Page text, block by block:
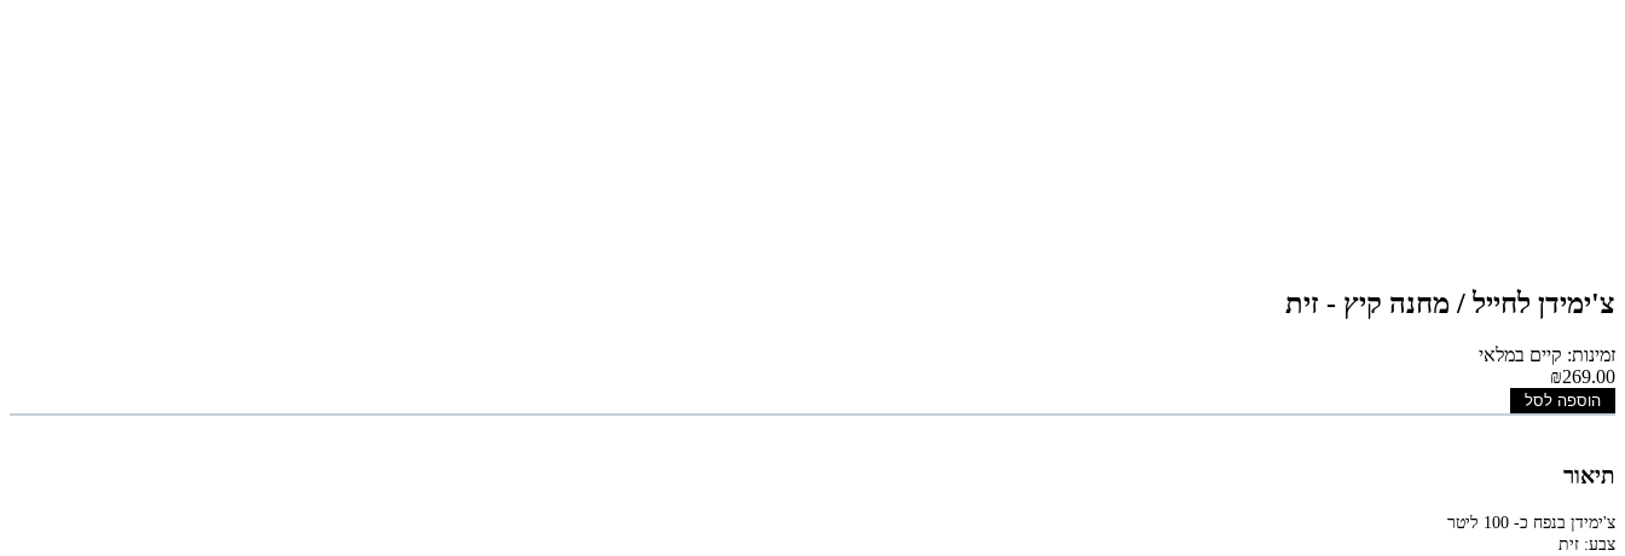
צ'ימידן לחייל / מחנה קיץ - זית
זמינות: קיים במלאי
₪269.00
הוספה לסל
תיאור
צ'ימידן בנפח כ- 100 ליטר
צבע: זית